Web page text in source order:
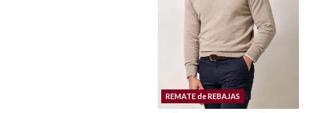
aqui
aqui
REMATE de REBAJAS